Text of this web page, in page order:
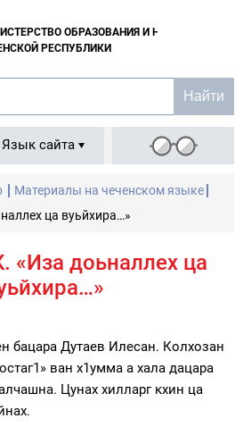
ОБРАЗОВАНИЯ И НАУКИ
РЕСПУБЛИКИ
Язык сайта
Материалы на чеченском языке
ца вуьйхира…»
«Иза доьналлех ца
бацара Дутаев Илесан. Колхозан
ван х1умма а хала дацара
Цунах хилларг кхин ца